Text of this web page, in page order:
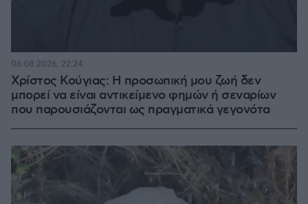
Χρίστος Κούγιας: Η προσωπική μου ζωή δεν
μπορεί να είναι αντικείμενο φημών ή σεναρίων
που παρουσιάζονται ως πραγματικά γεγονότα
06.08.2026, 22:24